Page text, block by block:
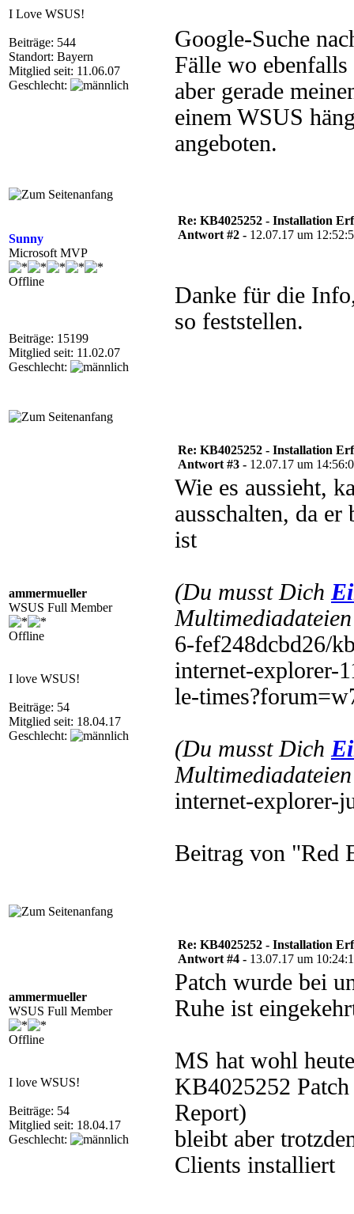
I Love WSUS!
Beiträge: 544
Standort: Bayern
Mitglied seit: 11.06.07
Geschlecht:
Google-Suche
Fälle wo
aber gerade
einem WSUS
angeboten.
Sunny
Microsoft MVP
Offline
Beiträge: 15199
Mitglied seit: 11.02.07
Geschlecht:
Re: KB4025252 - Installation
Antwort #2 - 12.07.17 um
Danke für die
so feststellen.
ammermueller
WSUS Full Member
Offline
I love WSUS!
Beiträge: 54
Mitglied seit: 18.04.17
Geschlecht:
Re: KB4025252 - Installation
Antwort #3 - 12.07.17 um
Wie es aussieht,
ausschalten, da
ist
(Du musst Dich
6-fef248dcbd26/
internet-explorer-
le-
(Du musst Dich
internet-explorer-
Beitrag von "Red
ammermueller
WSUS Full Member
Offline
I love WSUS!
Beiträge: 54
Mitglied seit: 18.04.17
Geschlecht:
Re: KB4025252 - Installation
Antwort #4 - 13.07.17 um
Patch wurde bei
Ruhe ist
MS hat wohl
KB4025252
Report)
bleibt aber
Clients installiert